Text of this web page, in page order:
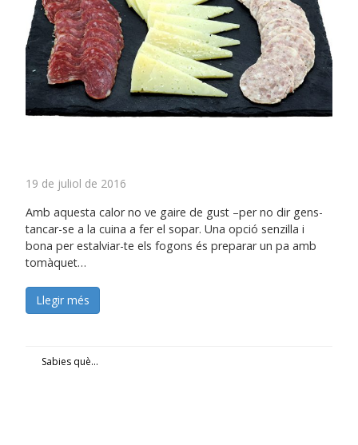
19 de juliol de 2016
Amb aquesta calor no ve gaire de gust –per no dir gens-
tancar-se a la cuina a fer el sopar. Una opció senzilla i
bona per estalviar-te els fogons és preparar un pa amb
tomàquet…
Llegir més
Sabies què...